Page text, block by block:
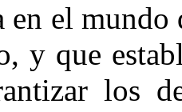
en el
y que
los